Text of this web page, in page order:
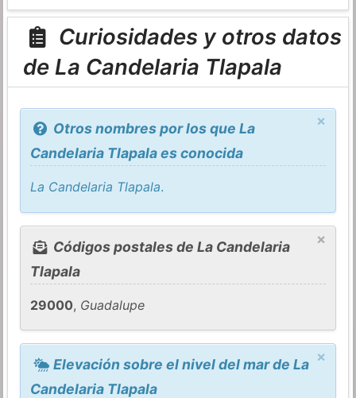
Curiosidades y otros datos
de La Candelaria Tlapala
×
Otros nombres por los que La
Candelaria Tlapala es conocida
La Candelaria Tlapala.
×
Códigos postales de La Candelaria
Tlapala
29000, Guadalupe
×
Elevación sobre el nivel del mar de La
Candelaria Tlapala